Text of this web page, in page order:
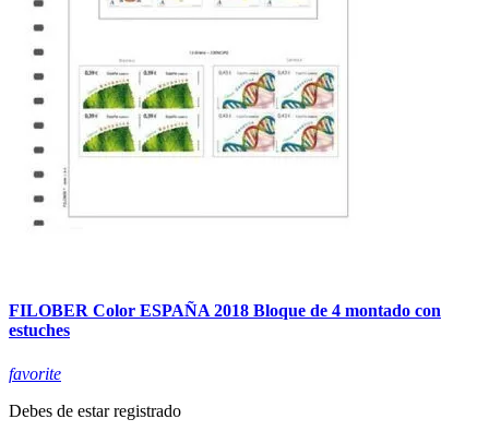
FILOBER Color ESPAÑA 2018 Bloque de 4 montado con
estuches
favorite
Debes de estar registrado